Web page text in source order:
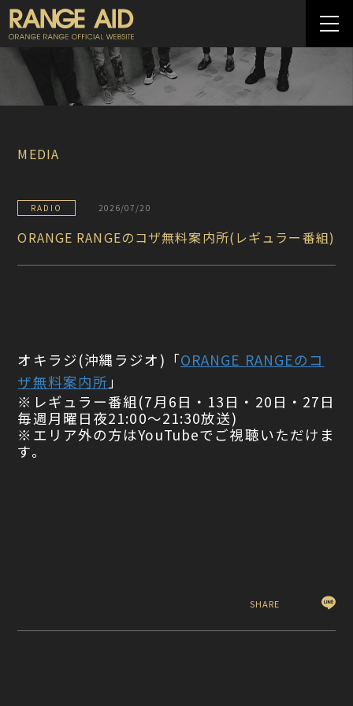
MEDIA
RADIO 2026/07/20
ORANGE RANGEのコザ無料案内所(レギュラー番組)
オキラジ(沖縄ラジオ)「ORANGE RANGEのコ
ザ無料案内所 」
※レギュラー番組(7月6日・13日・20日・27日
毎週月曜日夜21:00〜21:30放送)
※エリア外の方はYouTubeでご視聴いただけま
す。
SHARE